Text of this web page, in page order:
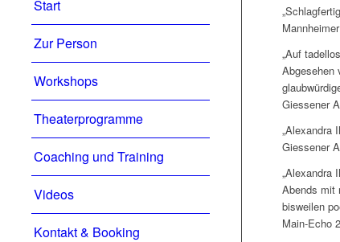
Start
Zur Person
Workshops
Theaterprogramme
Coaching und Training
Videos
Kontakt & Booking
„Auf
Abgesehen
Giessener
„Alexandra
Giessener
„Alexandra
Abends mit
bisweilen
Main-Echo